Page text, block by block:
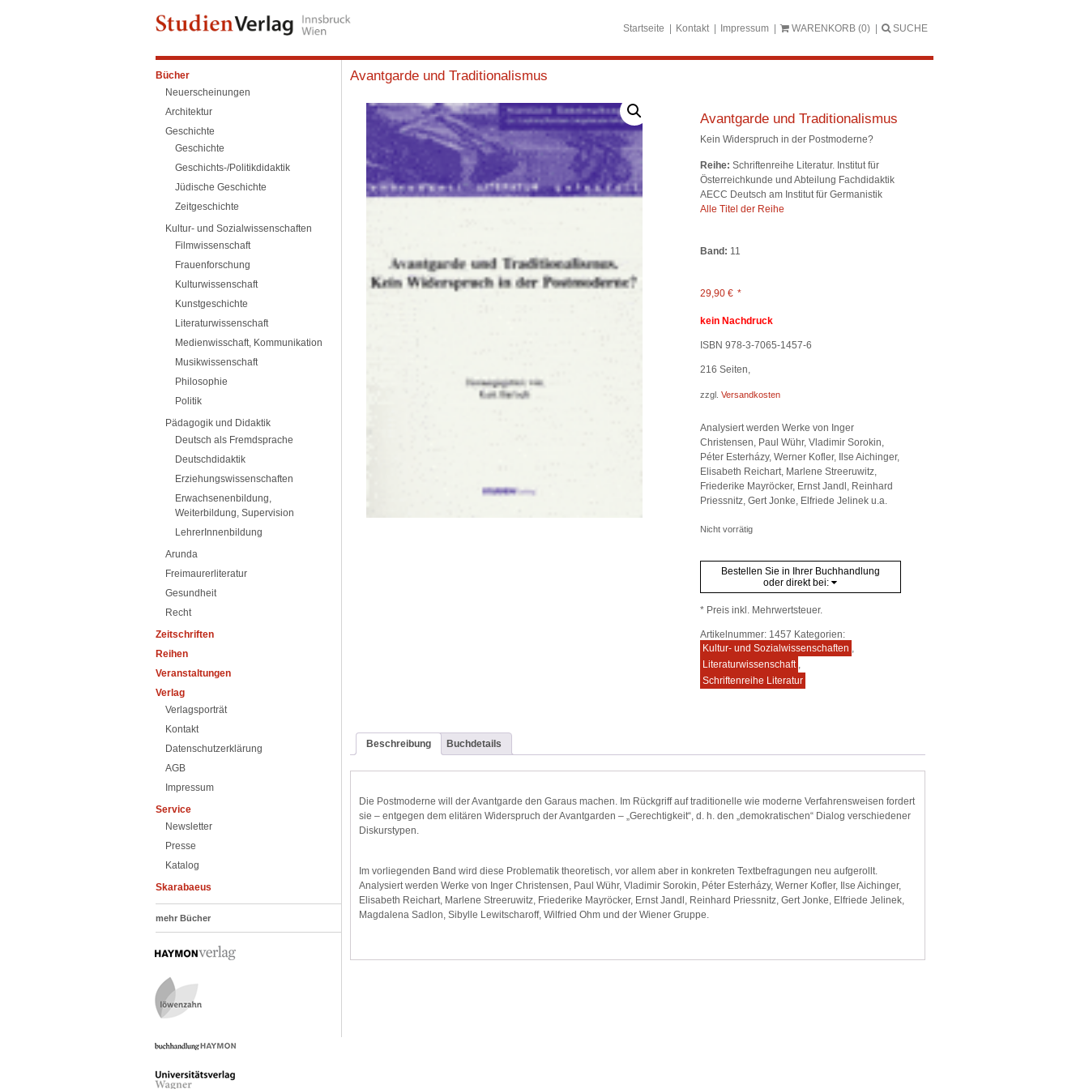
Startseite Kontakt Impressum WARENKORB (0) SUCHE
Bücher
Neuerscheinungen
Architektur
Geschichte
Geschichte
Geschichts-/Politikdidaktik
Jüdische Geschichte
Zeitgeschichte
Kultur- und Sozialwissenschaften
Filmwissenschaft
Frauenforschung
Kulturwissenschaft
Kunstgeschichte
Literaturwissenschaft
Medienwisschaft, Kommunikation
Musikwissenschaft
Philosophie
Politik
Pädagogik und Didaktik
Deutsch als Fremdsprache
Deutschdidaktik
Erziehungswissenschaften
Erwachsenenbildung,
Weiterbildung, Supervision
LehrerInnenbildung
Arunda
Freimaurerliteratur
Gesundheit
Recht
Zeitschriften
Reihen
Veranstaltungen
Verlag
Verlagsporträt
Kontakt
Datenschutzerklärung
AGB
Impressum
Service
Newsletter
Presse
Katalog
Skarabaeus
mehr Bücher
Avantgarde und Traditionalismus
Avantgarde und Traditionalismus
Kein Widerspruch in der Postmoderne?
Reihe: Schriftenreihe Literatur. Institut für
Österreichkunde und Abteilung Fachdidaktik
AECC Deutsch am Institut für Germanistik
Alle Titel der Reihe
Band: 11
29,90 € *
kein Nachdruck
ISBN 978-3-7065-1457-6
216 Seiten,
zzgl. Versandkosten
Analysiert werden Werke von Inger
Christensen, Paul Wühr, Vladimir Sorokin,
Péter Esterházy, Werner Kofler, Ilse Aichinger,
Elisabeth Reichart, Marlene Streeruwitz,
Friederike Mayröcker, Ernst Jandl, Reinhard
Priessnitz, Gert Jonke, Elfriede Jelinek u.a.
Nicht vorrätig
Bestellen Sie in Ihrer Buchhandlung
oder direkt bei:
* Preis inkl. Mehrwertsteuer.
Artikelnummer: 1457 Kategorien:
Kultur- und Sozialwissenschaften
Literaturwissenschaft
Schriftenreihe Literatur
Beschreibung Buchdetails
Die Postmoderne will der Avantgarde den Garaus machen. Im Rückgriff auf traditionelle wie moderne Verfahrensweisen fordert
sie – entgegen dem elitären Widerspruch der Avantgarden – „Gerechtigkeit“, d. h. den „demokratischen“ Dialog verschiedener
Diskurstypen.
Im vorliegenden Band wird diese Problematik theoretisch, vor allem aber in konkreten Textbefragungen neu aufgerollt.
Analysiert werden Werke von Inger Christensen, Paul Wühr, Vladimir Sorokin, Péter Esterházy, Werner Kofler, Ilse Aichinger,
Elisabeth Reichart, Marlene Streeruwitz, Friederike Mayröcker, Ernst Jandl, Reinhard Priessnitz, Gert Jonke, Elfriede Jelinek,
Magdalena Sadlon, Sibylle Lewitscharoff, Wilfried Ohm und der Wiener Gruppe.